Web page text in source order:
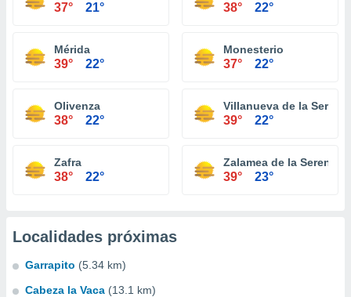
37° 21° 38° 22°
Mérida
39° 22°
Monesterio
37° 22°
Olivenza
38° 22°
Villanueva de la Serena
39° 22°
Zafra
38° 22°
Zalamea de la Serena
39° 23°
Localidades próximas
Garrapito (5.34 km)
Cabeza la Vaca (13.1 km)